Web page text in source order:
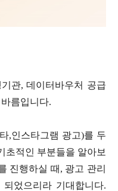
관, 데이터바우처 공급
름입니다.
,인스타그램 광고)를 두
초적인 부분들을 알아보
진행하실 때, 광고 관리
었으리라 기대합니다.